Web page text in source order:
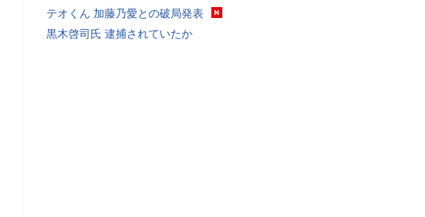
テオくん 加藤乃愛との破局発表
黒木啓司氏 逮捕されていたか